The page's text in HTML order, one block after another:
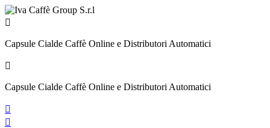

Capsule Cialde Caffè Online e Distributori Automatici

Capsule Cialde Caffè Online e Distributori Automatici

